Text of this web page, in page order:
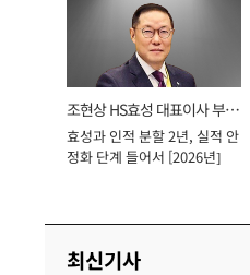
조현상 HS효성 대표이사 부회
장
효성과 인적 분할 2년, 실적 안
정화 단계 들어서 [2026년]
최신기사